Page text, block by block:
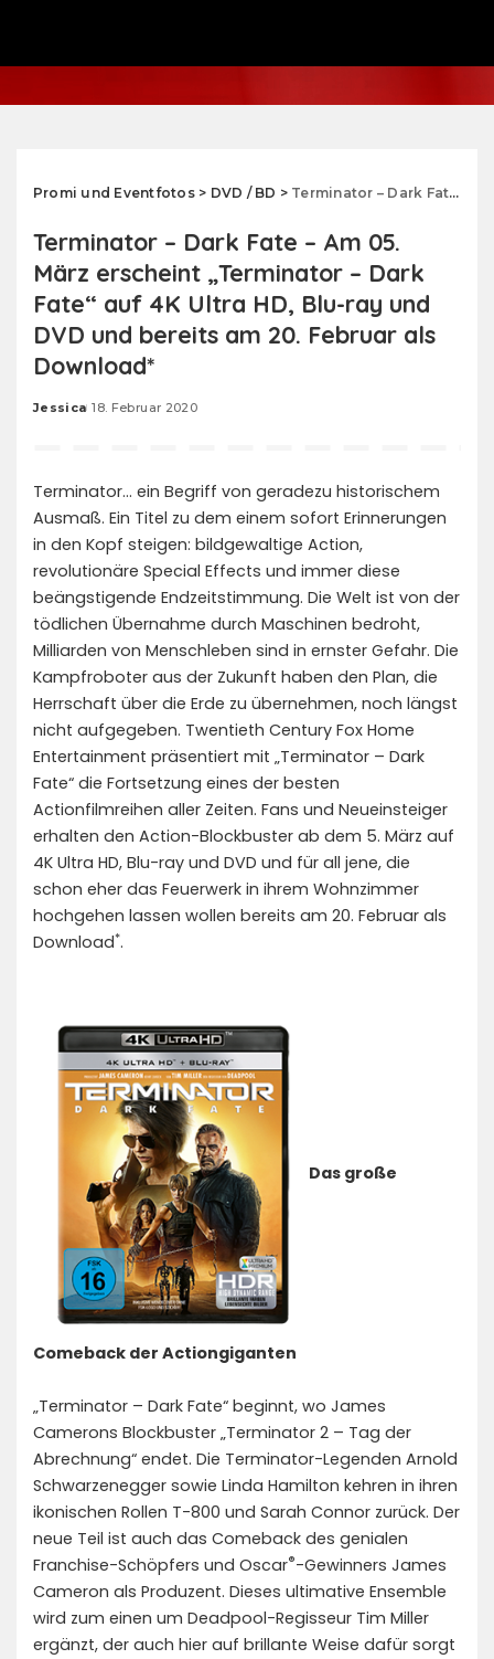
Promi und Eventfotos> DVD / BD > Terminator – Dark Fate – Am 05. März erscheint „Terminator – Dark Fate“ auf 4K Ultra HD, Blu-ray und DVD und bereits am 20. Februar als Download*
Terminator – Dark Fate – Am 05.
März erscheint „Terminator – Dark
Fate“ auf 4K Ultra HD, Blu-ray und
DVD und bereits am 20. Februar als
Download*
Posted
Jessica 18. Februar 2020
Terminator… ein Begriff von geradezu historischem
Ausmaß. Ein Titel zu dem einem sofort Erinnerungen
in den Kopf steigen: bildgewaltige Action,
revolutionäre Special Effects und immer diese
beängstigende Endzeitstimmung. Die Welt ist von der
tödlichen Übernahme durch Maschinen bedroht,
Milliarden von Menschleben sind in ernster Gefahr. Die
Kampfroboter aus der Zukunft haben den Plan, die
Herrschaft über die Erde zu übernehmen, noch längst
nicht aufgegeben. Twentieth Century Fox Home
Entertainment präsentiert mit „Terminator – Dark
Fate“ die Fortsetzung eines der besten
Actionfilmreihen aller Zeiten. Fans und Neueinsteiger
erhalten den Action-Blockbuster ab dem 5. März auf
4K Ultra HD, Blu-ray und DVD und für all jene, die
schon eher das Feuerwerk in ihrem Wohnzimmer
hochgehen lassen wollen bereits am 20. Februar als
Download*.
Das große
Comeback der Actiongiganten
„Terminator – Dark Fate“ beginnt, wo James
Camerons Blockbuster „Terminator 2 – Tag der
Abrechnung“ endet. Die Terminator-Legenden Arnold
Schwarzenegger sowie Linda Hamilton kehren in ihren
ikonischen Rollen T-800 und Sarah Connor zurück. Der
neue Teil ist auch das Comeback des genialen
Franchise-Schöpfers und Oscar®-Gewinners James
Cameron als Produzent. Dieses ultimative Ensemble
wird zum einen um Deadpool-Regisseur Tim Miller
ergänzt, der auch hier auf brillante Weise dafür sorgt